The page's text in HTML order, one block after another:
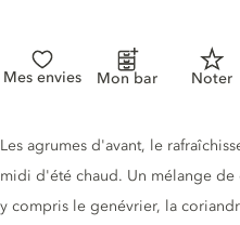
Mes envies Mon bar Noter
Description du gin
Les agrumes d'avant, le
midi d'été chaud. Un mélange
y compris le genévrier, la